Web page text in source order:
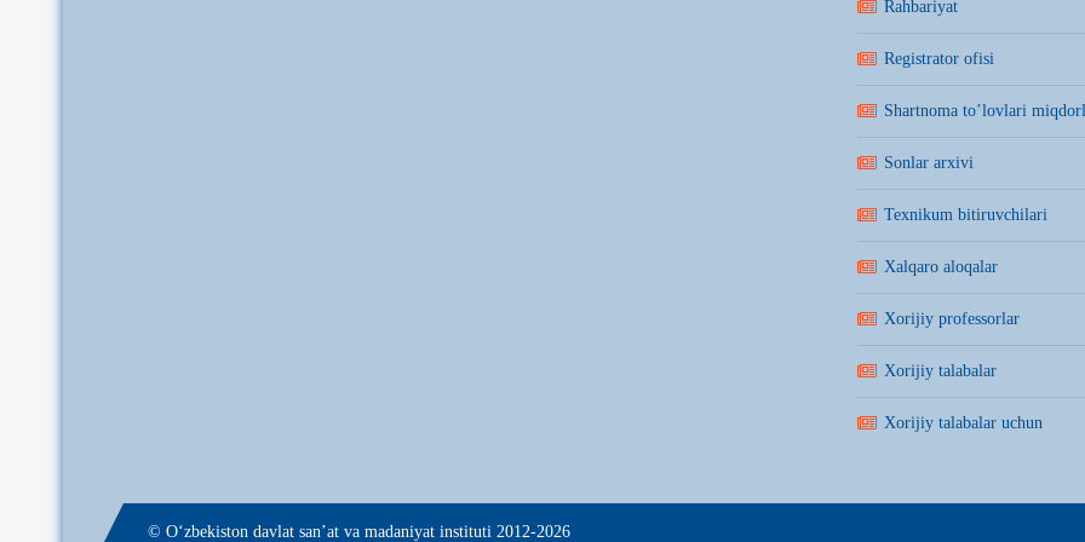
Rahbariyat
Registrator ofisi
Shartnoma to’lovlari
Sonlar arxivi
Texnikum bitiruvchilari
Xalqaro aloqalar
Xorijiy professorlar
Xorijiy talabalar
Xorijiy talabalar uchun
© О‘zbekiston davlat san’at va madaniyat instituti 2012-2026